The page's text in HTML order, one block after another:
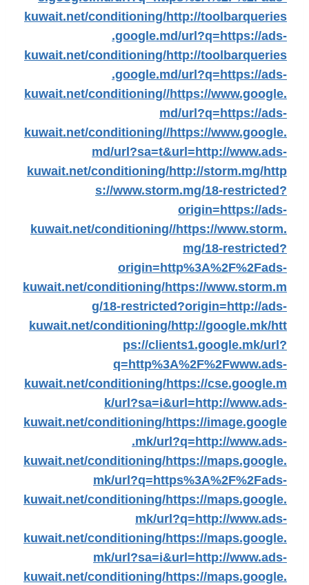
kuwait.net/conditioning/http://toolbarqueries
.google.md/url?q=https://ads-
kuwait.net/conditioning/http://toolbarqueries
.google.md/url?q=https://ads-
kuwait.net/conditioning//https://www.google.
md/url?q=https://ads-
kuwait.net/conditioning//https://www.google.
md/url?sa=t&url=http://www.ads-
kuwait.net/conditioning/http://storm.mg/http
s://www.storm.mg/18-restricted?
origin=https://ads-
kuwait.net/conditioning//https://www.storm.
mg/18-restricted?
origin=http%3A%2F%2Fads-
kuwait.net/conditioning/https://www.storm.m
g/18-restricted?origin=http://ads-
kuwait.net/conditioning/http://google.mk/htt
ps://clients1.google.mk/url?
q=http%3A%2F%2Fwww.ads-
kuwait.net/conditioning/https://cse.google.m
k/url?sa=i&url=http://www.ads-
kuwait.net/conditioning/https://image.google
.mk/url?q=http://www.ads-
kuwait.net/conditioning/https://maps.google.
mk/url?q=https%3A%2F%2Fads-
kuwait.net/conditioning/https://maps.google.
mk/url?q=http://www.ads-
kuwait.net/conditioning/https://maps.google.
mk/url?sa=i&url=http://www.ads-
kuwait.net/conditioning/https://maps.google.